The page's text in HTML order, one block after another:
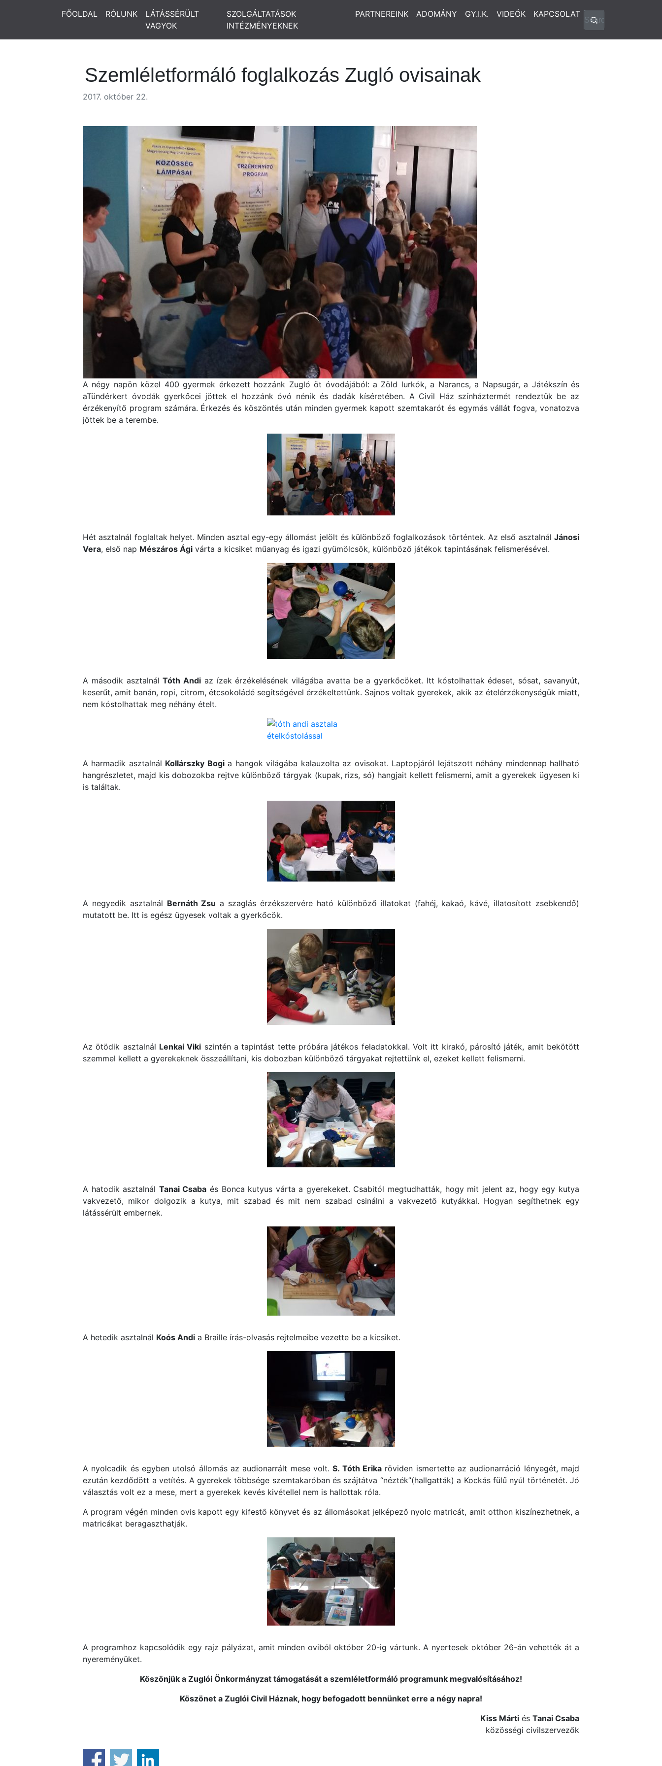
FŐOLDAL RÓLUNK
LÁTÁSSÉRÜLT
VAGYOK
SZOLGÁLTATÁSOK
INTÉZMÉNYEKNEK
PARTNEREINK ADOMÁNY GY.I.K. VIDEÓK KAPCSOLAT
Szemléletformáló foglalkozás Zugló ovisainak
2017. október 22.
A négy napön közel 400 gyermek érkezett hozzánk Zugló öt óvodájából: a Zöld lurkók, a Narancs, a Napsugár, a Játékszín és
aTündérkert óvodák gyerkőcei jöttek el hozzánk óvó nénik és dadák kíséretében. A Civil Ház színháztermét rendeztük be az
érzékenyítő program számára. Érkezés és köszöntés után minden gyermek kapott szemtakarót és egymás vállát fogva, vonatozva
jöttek be a terembe.
Hét asztalnál foglaltak helyet. Minden asztal egy-egy állomást jelölt és különböző foglalkozások történtek. Az első asztalnál Jánosi
Vera, első nap Mészáros Ági várta a kicsiket műanyag és igazi gyümölcsök, különböző játékok tapintásának felismerésével.
A második asztalnálTóth Andi az ízek érzékelésének világába avatta be a gyerkőcöket. Itt kóstolhattak édeset, sósat, savanyút,
keserűt, amit banán, ropi, citrom, étcsokoládé segítségével érzékeltettünk. Sajnos voltak gyerekek, akik az ételérzékenységük miatt,
nem kóstolhattak meg néhány ételt.
A harmadik asztalnál Kollárszky Bogia hangok világába kalauzolta az ovisokat. Laptopjáról lejátszott néhány mindennap hallható
hangrészletet, majd kis dobozokba rejtve különböző tárgyak (kupak, rizs, só) hangjait kellett felismerni, amit a gyerekek ügyesen ki
is találtak.
A negyedik asztalnál Bernáth Zsu a szaglás érzékszervére ható különböző illatokat (fahéj, kakaó, kávé, illatosított zsebkendő)
mutatott be. Itt is egész ügyesek voltak a gyerkőcök.
Az ötödik asztalnál Lenkai Viki szintén a tapintást tette próbára játékos feladatokkal. Volt itt kirakó, párosító játék, amit bekötött
szemmel kellett a gyerekeknek összeállítani, kis dobozban különböző tárgyakat rejtettünk el, ezeket kellett felismerni.
A hatodik asztalnál Tanai Csaba és Bonca kutyus várta a gyerekeket. Csabitól megtudhatták, hogy mit jelent az, hogy egy kutya
vakvezető, mikor dolgozik a kutya, mit szabad és mit nem szabad csinálni a vakvezető kutyákkal. Hogyan segíthetnek egy
látássérült embernek.
A hetedik asztalnál Koós Andi a Braille írás-olvasás rejtelmeibe vezette be a kicsiket.
A nyolcadik és egyben utolsó állomás az audionarrált mese volt.S. Tóth Erika röviden ismertette az audionarráció lényegét, majd
ezután kezdődött a vetítés. A gyerekek többsége szemtakaróban és szájtátva “nézték”(hallgatták) a Kockás fülű nyúl történetét. Jó
választás volt ez a mese, mert a gyerekek kevés kivétellel nem is hallottak róla.
A program végén minden ovis kapott egy kifestő könyvet és az állomásokat jelképező nyolc matricát, amit otthon kiszínezhetnek, a
matricákat beragaszthatják.
A programhoz kapcsolódik egy rajz pályázat, amit minden oviból október 20-ig vártunk. A nyertesek október 26-án vehették át a
nyereményüket.
Köszönjük a Zuglói Önkormányzat támogatását a szemléletformáló programunk megvalósításához!
Köszönet a Zuglói Civil Háznak, hogy befogadott bennünket erre a négy napra!
Kiss Márti és Tanai Csaba
közösségi civilszervezők